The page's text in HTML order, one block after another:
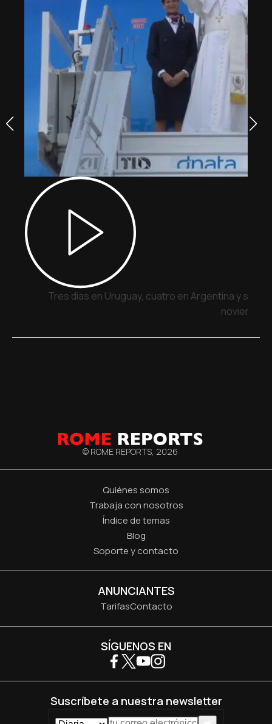
Tres días en Uruguay, cuatro en Argentina y siete
noviembre
© ROME REPORTS, 2026
Quiénes somos
Trabaja con nosotros
Índice de temas
Blog
Soporte y contacto
ANUNCIANTES
TarifasContacto
SÍGUENOS EN
Suscríbete a nuestra newsletter